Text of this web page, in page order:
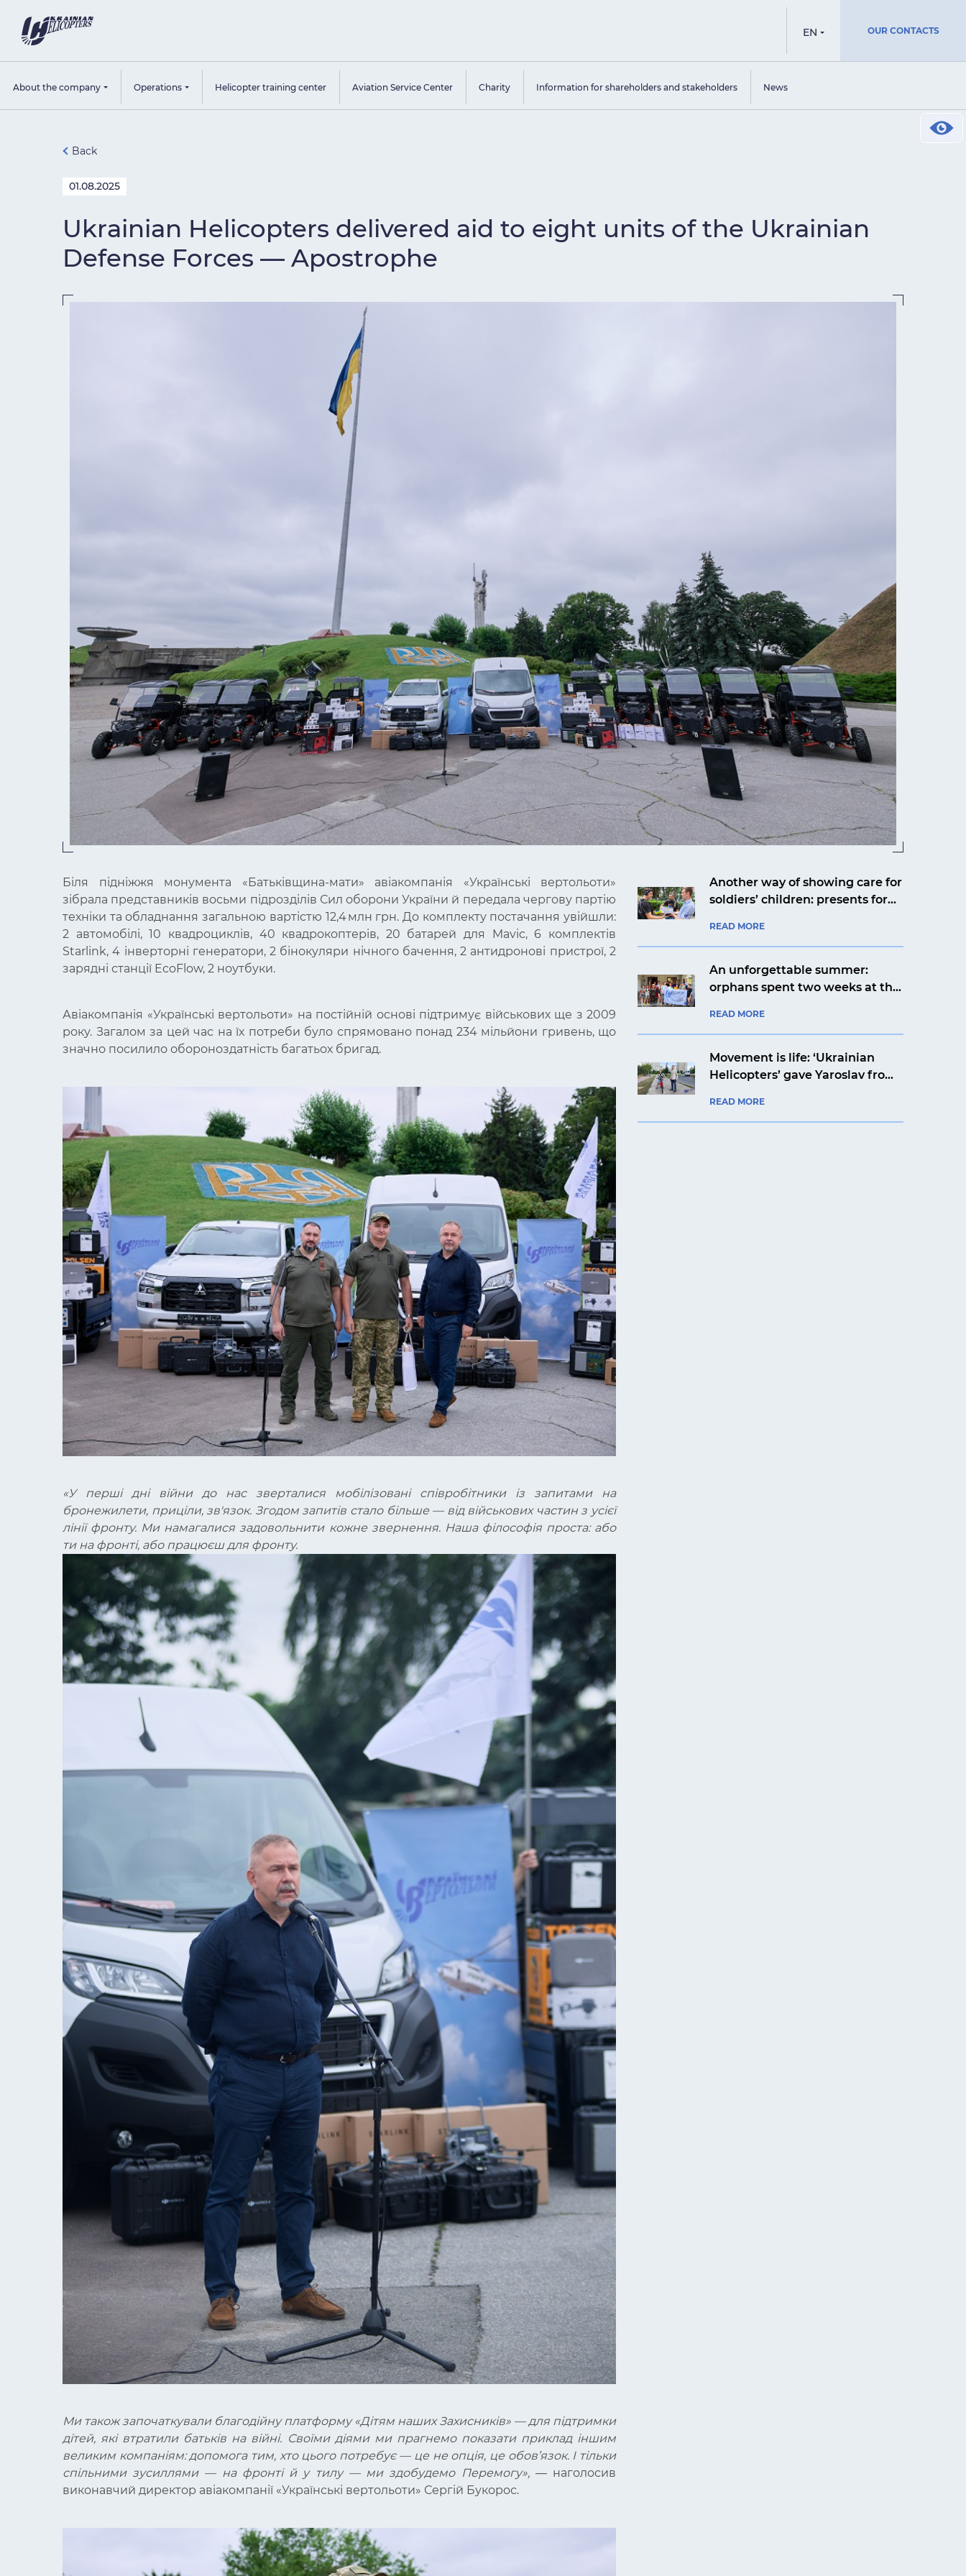
EN OUR CONTACTS
About the company Operations Helicopter training center Aviation Service Center Charity Information for shareholders and stakeholders News
Back
01.08.2025
Ukrainian Helicopters delivered aid to eight units of the Ukrainian
Defense Forces — Apostrophe
Біля підніжжя монумента «Батьківщина-мати» авіакомпанія «Українські вертольоти»
зібрала представників восьми підрозділів Сил оборони України й передала чергову партію
техніки та обладнання загальною вартістю 12,4 млн грн. До комплекту постачання увійшли:
2 автомобілі, 10 квадроциклів, 40 квадрокоптерів, 20 батарей для Mavic, 6 комплектів
Starlink, 4 інверторні генератори, 2 бінокуляри нічного бачення, 2 антидронові пристрої, 2
зарядні станції EcoFlow, 2 ноутбуки.
Авіакомпанія «Українські вертольоти» на постійній основі підтримує військових ще з 2009
року. Загалом за цей час на їх потреби було спрямовано понад 234 мільйони гривень, що
значно посилило обороноздатність багатьох бригад.
«У перші дні війни до нас зверталися мобілізовані співробітники із запитами на
бронежилети, приціли, зв'язок. Згодом запитів стало більше — від військових частин з усієї
лінії фронту. Ми намагалися задовольнити кожне звернення. Наша філософія проста: або
ти на фронті, або працюєш для фронту.
Ми також започаткували благодійну платформу «Дітям наших Захисників» — для підтримки
дітей, які втратили батьків на війні. Своїми діями ми прагнемо показати приклад іншим
великим компаніям: допомога тим, хто цього потребує — це не опція, це обов’язок. І тільки
спільними зусиллями — на фронті й у тилу — ми здобудемо Перемогу»,— наголосив
виконавчий директор авіакомпанії «Українські вертольоти» Сергій Букорос.
Another way of showing care for
soldiers’ children: presents for
READ MORE
An unforgettable summer:
orphans spent two weeks at the
READ MORE
Movement is life: ‘Ukrainian
Helicopters’ gave Yaroslav from
READ MORE